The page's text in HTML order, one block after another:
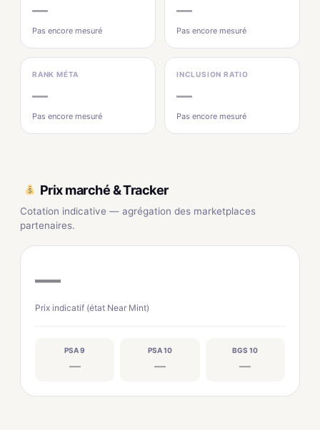
—
Pas encore mesuré
—
Pas encore mesuré
RANK MÉTA
—
Pas encore mesuré
INCLUSION RATIO
—
Pas encore mesuré
Prix marché & Tracker
Cotation indicative — agrégation des marketplaces
partenaires.
—
Prix indicatif (état Near Mint)
PSA 9
—
PSA 10
—
BGS 10
—